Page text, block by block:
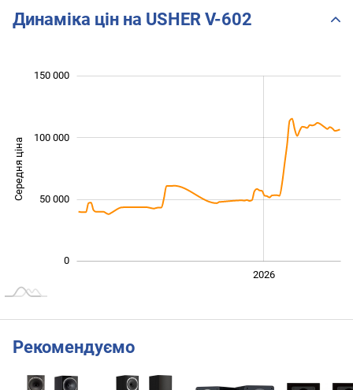
Динаміка цін на USHER V-602
Середня ціна
0
150 000
100 000
50 000
2026
Рекомендуємо